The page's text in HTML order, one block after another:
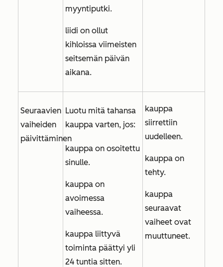
myyntiputki.
liidi on ollut
kihloissa viimeisten
seitsemän päivän
aikana.
Seuraavien
vaiheiden
päivittäminen
Luotu mitä tahansa
kauppa varten, jos:
kauppa on osoitettu
sinulle.
kauppa on
avoimessa
vaiheessa.
kauppa liittyvä
toiminta päättyi yli
24 tuntia sitten.
kauppa
siirrettiin
uudelleen.
kauppa on
tehty.
kauppa
seuraavat
vaiheet ovat
muuttuneet.